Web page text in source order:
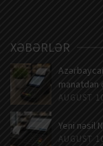
XƏBƏRLƏR
manatdan
AUGUST
Yeni nəsil
AUGUST